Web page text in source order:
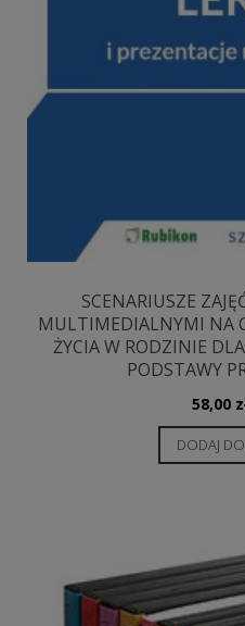
SCENARIUSZE
MULTIMEDIALNYMI NA
ŻYCIA W RODZINIE
PODSTAWY
58,00
DODAJ